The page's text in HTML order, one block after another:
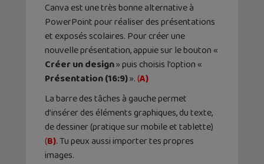
Canva est une très bonne alternative à
PowerPoint pour réaliser des présentations
et exposés scolaires. Pour créer une
nouvelle présentation, appuie sur le bouton «
Créer un design» puis choisis l’option «
Présentation (16:9)».(A)
La barre des tâches à gauche permet
d’insérer des éléments graphiques, du texte,
de dessiner (pratique sur mobile et tablette)
(B). Tu peux aussi importer tes propres
images.